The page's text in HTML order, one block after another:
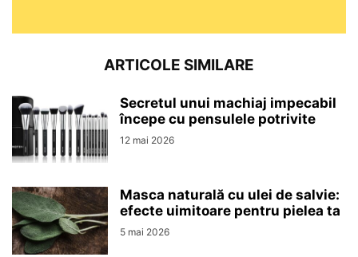
ARTICOLE SIMILARE
Secretul unui machiaj impecabil
începe cu pensulele potrivite
12 mai 2026
Masca naturală cu ulei de salvie:
efecte uimitoare pentru pielea ta
5 mai 2026